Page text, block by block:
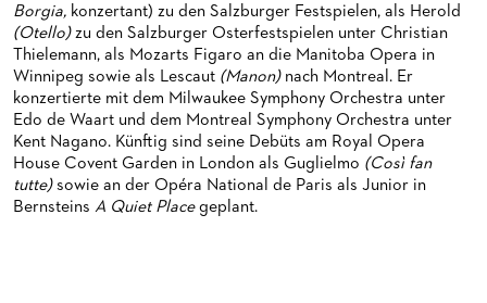
GENERAL­MUSIKDIREKTOR
MITGLIEDER DES ORCHESTERS
PAUL-HINDEMITH-ORCHESTER­AKADEMIE
HISTORIE DES ORCHESTERS
STELLEN­ANGEBOTE ORCHESTER UND AKADEMIE
KINDERCHOR
PRESSE
KONTAKT
PRESSE­MITTEILUNGEN
PRESSEFOTOS
MATERIALIEN
NEWS
UMBESETZUNGEN
MEDIATHEK
BLOG
BLOG
Borgia, konzertant) zu den Salzburger Festspielen, als Herold
(Otello)zu den Salzburger Osterfestspielen unter Christian
Thielemann, als Mozarts Figaro an die Manitoba Opera in
Winnipeg sowie als Lescaut (Manon)nach Montreal. Er
konzertierte mit dem Milwaukee Symphony Orchestra unter
Edo de Waart und dem Montreal Symphony Orchestra unter
Kent Nagano. Künftig sind seine Debüts am Royal Opera
House Covent Garden in London als Guglielmo (Così fan
tutte)sowie an der Opéra National de Paris als Junior in
Bernsteins A Quiet Placegeplant.